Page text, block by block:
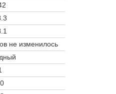
не изменилось